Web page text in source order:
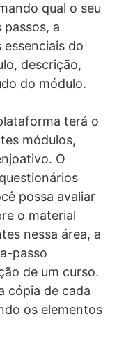
qual o seu
passos, a
do
descrição,
do módulo.
terá o
módulos,
O
possa avaliar
o material
nessa área, a
passo
de um curso.
cópia de cada
os elementos